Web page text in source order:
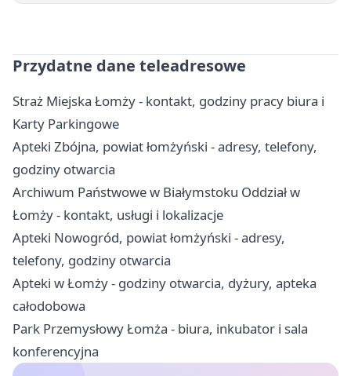
Przydatne dane teleadresowe
Straż Miejska Łomży - kontakt, godziny pracy biura i
Karty Parkingowe
Apteki Zbójna, powiat łomżyński - adresy, telefony,
godziny otwarcia
Archiwum Państwowe w Białymstoku Oddział w
Łomży - kontakt, usługi i lokalizacje
Apteki Nowogród, powiat łomżyński - adresy,
telefony, godziny otwarcia
Apteki w Łomży - godziny otwarcia, dyżury, apteka
całodobowa
Park Przemysłowy Łomża - biura, inkubator i sala
konferencyjna